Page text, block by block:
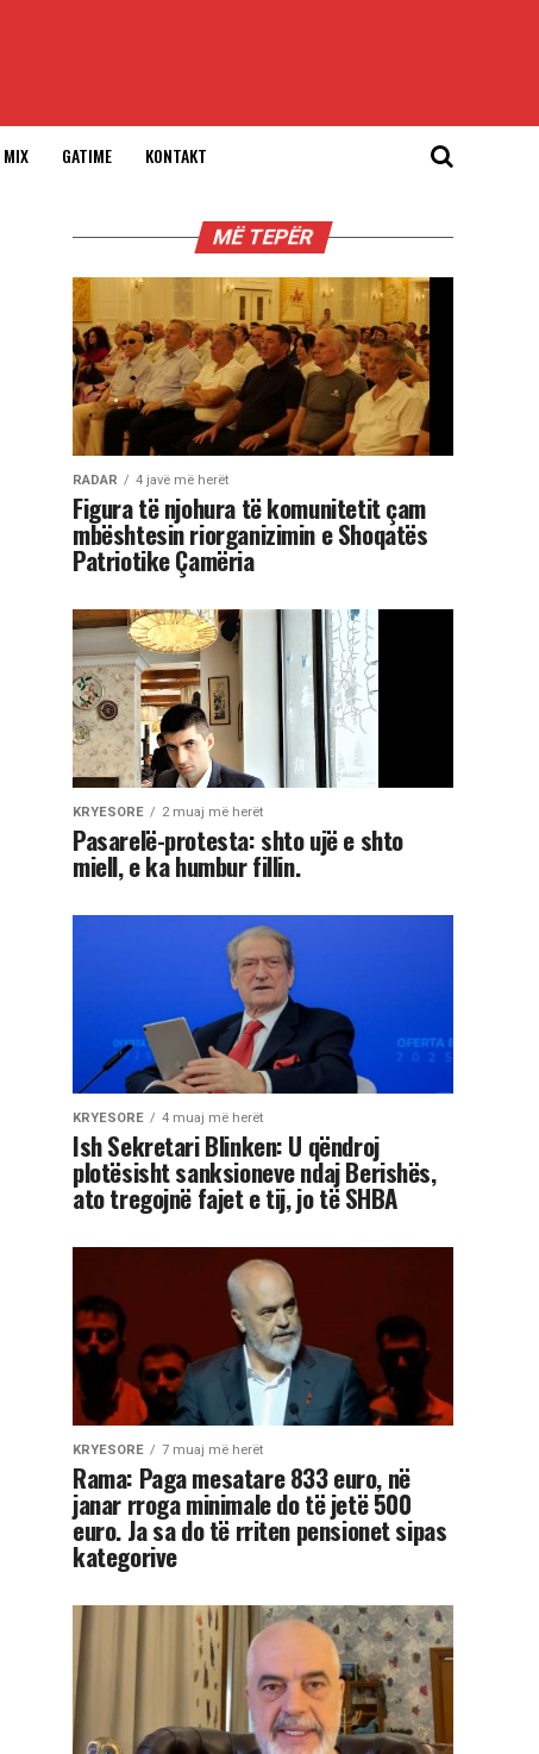
MIX GATIME KONTAKT
MË TEPËR
RADAR 4 javë më herët
Figura të njohura të komunitetit çam
mbështesin riorganizimin e Shoqatës
Patriotike Çamëria
KRYESORE 2 muaj më herët
Pasarelë-protesta: shto ujë e shto
miell, e ka humbur fillin.
KRYESORE 4 muaj më herët
Ish Sekretari Blinken: U qëndroj
plotësisht sanksioneve ndaj Berishës,
ato tregojnë fajet e tij, jo të SHBA
KRYESORE 7 muaj më herët
Rama: Paga mesatare 833 euro, në
janar rroga minimale do të jetë 500
euro. Ja sa do të rriten pensionet sipas
kategorive